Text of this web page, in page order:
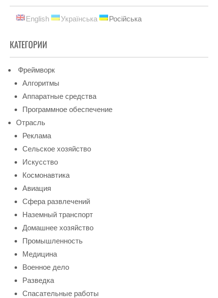
English Українська Російська
КАТЕГОРИИ
Фреймворк
Алгоритмы
Аппаратные средства
Программное обеспечение
Отрасль
Реклама
Сельское хозяйство
Искусство
Космонавтика
Авиация
Сфера развлечений
Наземный транспорт
Домашнее хозяйство
Промышленность
Медицина
Военное дело
Разведка
Спасательные работы